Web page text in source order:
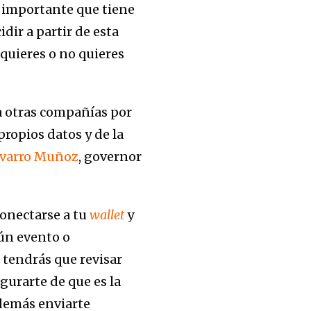
que tiene
a partir de esta
o no quieres
otras compañías por
datos y de la
Muñoz, governor
a tuwallety
evento o
que revisar
de que es la
enviarte